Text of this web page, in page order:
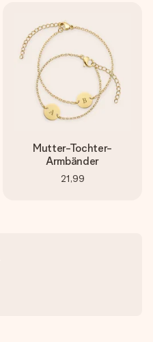
Mutter-Tochter-
Armbänder
21,99